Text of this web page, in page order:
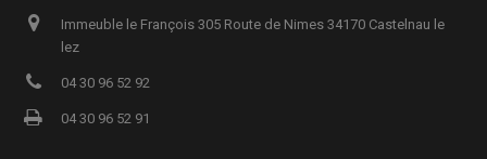
Immeuble le François 305 Route de Nimes 34170 Castelnau le
lez
04 30 96 52 92
04 30 96 52 91